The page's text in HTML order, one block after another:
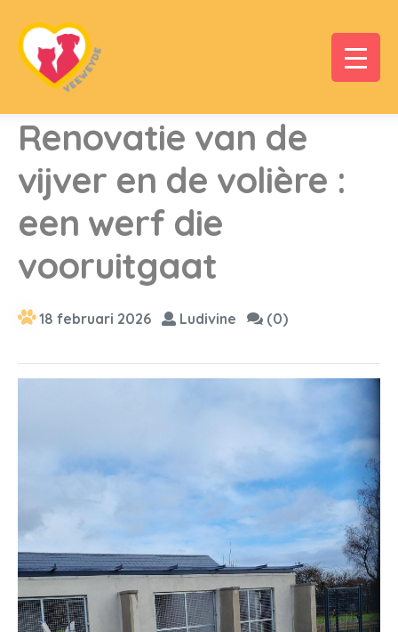
Renovatie van de
vijver en de volière :
een werf die
vooruitgaat
18 februari 2026 Ludivine (0)